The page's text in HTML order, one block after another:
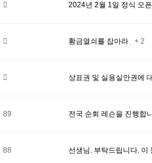
2024년 2월 1일 정식 오
황금열쇠를 잡아라 + 2
상표권 및 실용실안권에
89 전국 순회 레슨을 진행합
88 선생님. 부탁드립니다. 이